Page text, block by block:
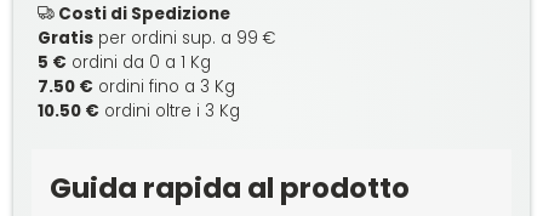
Costi di Spedizione
Gratis per ordini sup. a 99 €
5 € ordini da 0 a 1 Kg
7.50 € ordini fino a 3 Kg
10.50 € ordini oltre i 3 Kg
Guida rapida al prodotto